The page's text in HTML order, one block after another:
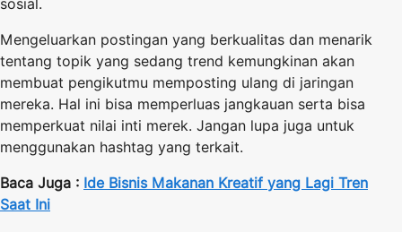
sosial.
Mengeluarkan postingan yang berkualitas dan menarik
tentang topik yang sedang trend kemungkinan akan
membuat pengikutmu memposting ulang di jaringan
mereka. Hal ini bisa memperluas jangkauan serta bisa
memperkuat nilai inti merek. Jangan lupa juga untuk
menggunakan hashtag yang terkait.
Baca Juga : Ide Bisnis Makanan Kreatif yang Lagi Tren
Saat Ini